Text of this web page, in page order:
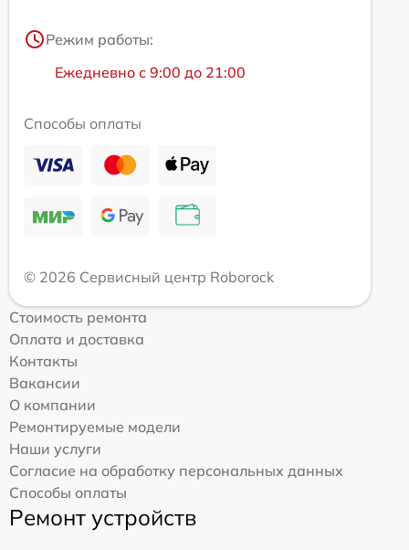
Режим работы:
Ежедневно с 9:00 до 21:00
Способы оплаты
© 2026 Сервисный центр Roborock
Стоимость ремонта
Оплата и доставка
Контакты
Вакансии
О компании
Ремонтируемые модели
Наши услуги
Согласие на обработку персональных данных
Способы оплаты
Ремонт устройств